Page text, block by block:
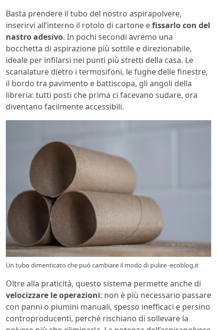
Basta prendere il tubo del nostro aspirapolvere,
inserirvi all’interno il rotolo di cartone efissarlo con del
nastro adesivo. In pochi secondi avremo una
bocchetta di aspirazione più sottile e direzionabile,
ideale per infilarsi nei punti più stretti della casa. Le
scanalature dietro i termosifoni, le fughe delle finestre,
il bordo tra pavimento e battiscopa, gli angoli della
libreria: tutti posti che prima ci facevano sudare, ora
diventano facilmente accessibili.
Un tubo dimenticato che può cambiare il modo di pulire -ecoblog.it
Oltre alla praticità, questo sistema permette anche di
velocizzare le operazioni: non è più necessario passare
con panni o piumini manuali, spesso inefficaci e persino
controproducenti, perché rischiano di sollevare la